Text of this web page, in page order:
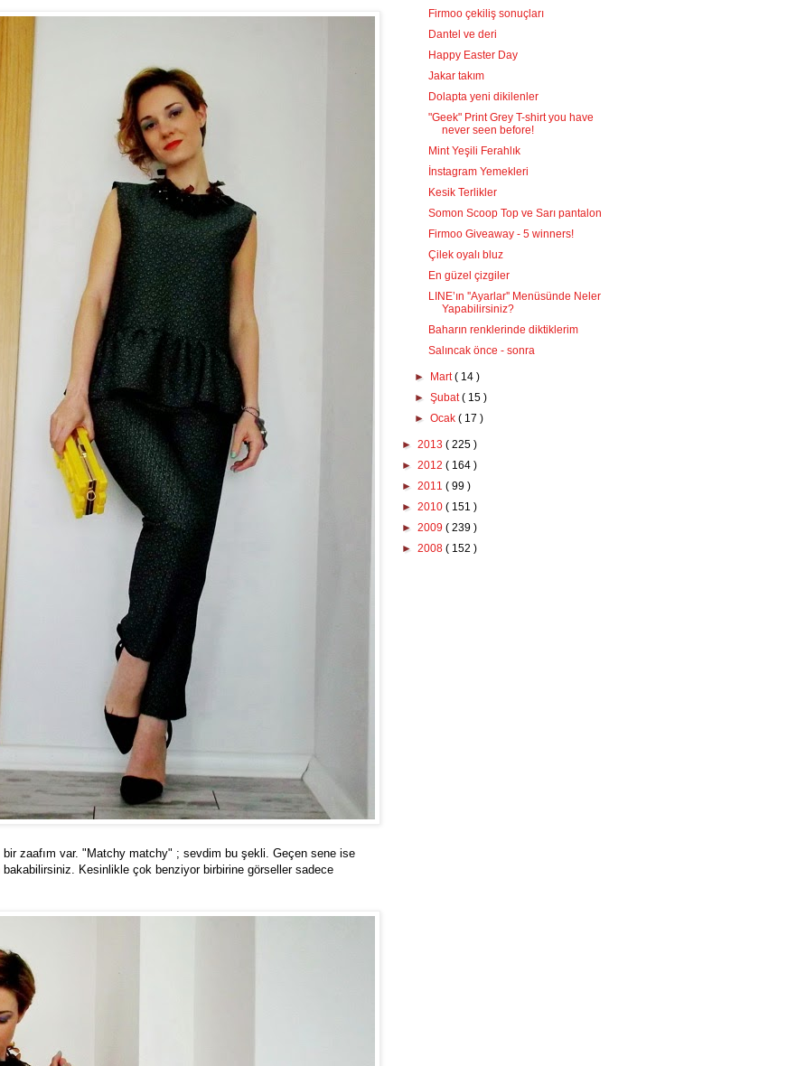
bir zaafım var. "Matchy matchy" ; sevdim bu şekli. Geçen sene ise
bakabilirsiniz. Kesinlikle çok benziyor birbirine görseller sadece
Firmoo çekiliş sonuçları
Dantel ve deri
Happy Easter Day
Jakar takım
Dolapta yeni dikilenler
"Geek" Print Grey T-shirt you have
never seen before!
Mint Yeşili Ferahlık
İnstagram Yemekleri
Kesik Terlikler
Somon Scoop Top ve Sarı pantalon
Firmoo Giveaway - 5 winners!
Çilek oyalı bluz
En güzel çizgiler
LINE’ın ''Ayarlar'' Menüsünde Neler
Yapabilirsiniz?
Baharın renklerinde diktiklerim
Salıncak önce - sonra
► Mart( 14 )
►Şubat( 15 )
►Ocak( 17 )
► 2013 ( 225 )
► 2012 ( 164 )
► 2011 ( 99 )
► 2010 ( 151 )
► 2009 ( 239 )
► 2008 ( 152 )